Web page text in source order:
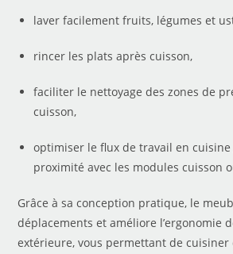
laver facilement fruits, légumes et
rincer les plats après cuisson,
faciliter le nettoyage des zones de
cuisson,
optimiser le flux de travail en cuisine
proximité avec les modules cuisson
Grâce à sa conception pratique, le
déplacements et améliore l’ergonomie
extérieure, vous permettant de cuisiner